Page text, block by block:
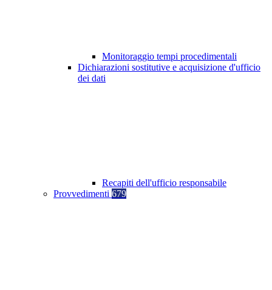
Monitoraggio tempi procedimentali
Dichiarazioni sostitutive e acquisizione d'ufficio
dei dati
Recapiti dell'ufficio responsabile
Provvedimenti 679